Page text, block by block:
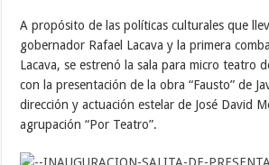
A propósito de las políticas culturales que
gobernador Rafael Lacava y la primera
Lacava, se estrenó la sala para micro teatro
con la presentación de la obra “Fausto” de
dirección y actuación estelar de José David
agrupación “Por Teatro”.